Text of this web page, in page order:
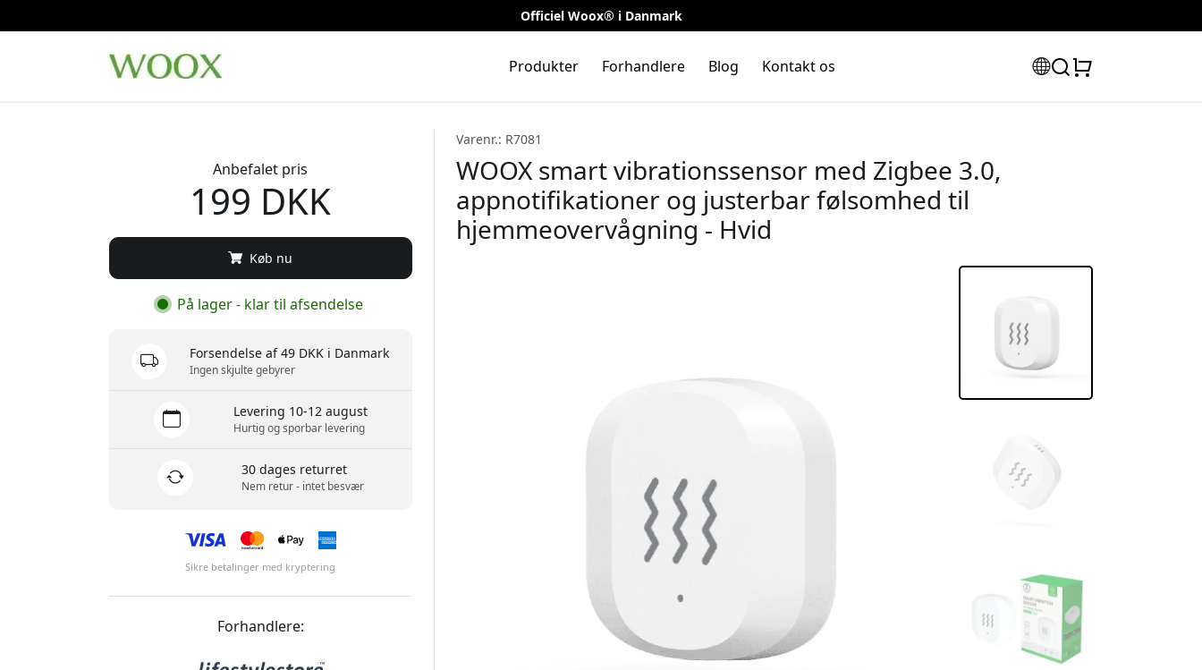
Officiel Woox® i Danmark
Produkter Forhandlere Blog Kontakt os
Varenr.: R7081
WOOX smart vibrationssensor med Zigbee 3.0,
appnotifikationer og justerbar følsomhed til
hjemmeovervågning - Hvid
Anbefalet pris
199 DKK
Køb nu
På lager - klar til afsendelse
Forsendelse af 49 DKK i Danmark
Ingen skjulte gebyrer
Levering 10-12 august
Hurtig og sporbar levering
30 dages returret
Nem retur - intet besvær
Sikre betalinger med kryptering
Forhandlere: